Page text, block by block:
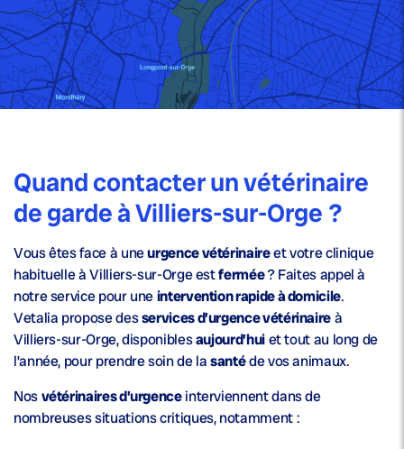
Quand contacter un vétérinaire
de garde à Villiers-sur-Orge ?
Vous êtes face à uneurgence vétérinaireet votre clinique
habituelle à Villiers-sur-Orge estfermée? Faites appel à
notre service pour uneintervention rapide à domicile.
Vetalia propose desservices d’urgence vétérinaireà
Villiers-sur-Orge, disponiblesaujourd’huiet tout au long de
l’année, pour prendre soin de lasantéde vos animaux.
Nosvétérinaires d’urgenceinterviennent dans de
nombreuses situations critiques, notamment :